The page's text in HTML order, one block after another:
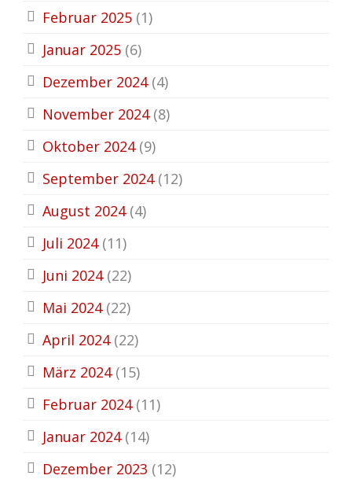
Februar 2025 (1)
Januar 2025 (6)
Dezember 2024(4)
November 2024(8)
Oktober 2024(9)
September 2024(12)
August 2024(4)
Juli 2024(11)
Juni 2024(22)
Mai 2024(22)
April 2024(22)
März 2024(15)
Februar 2024(11)
Januar 2024(14)
Dezember 2023 (12)